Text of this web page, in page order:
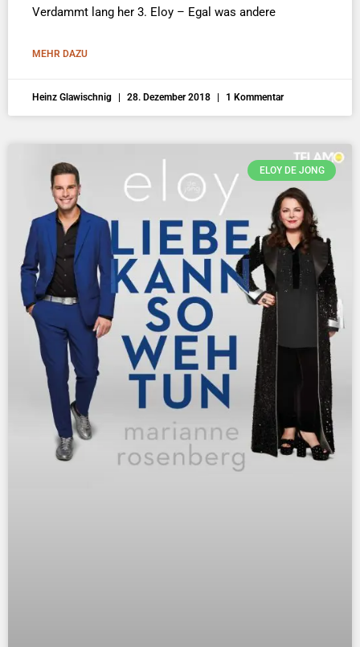
Verdammt lang her 3. Eloy – Egal was andere
MEHR DAZU
Heinz Glawischnig 28. Dezember 2018 1 Kommentar
ELOY DE JONG